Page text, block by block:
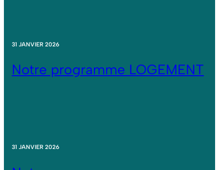
31 JANVIER 2026
Notre programme LOGEMENT
31 JANVIER 2026